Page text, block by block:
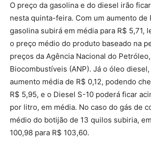
O preço da gasolina e do diesel irão
nesta quinta-feira. Com um aumento de
gasolina subirá em média para R$ 5,71,
o preço médio do produto baseado na
preços da Agência Nacional do Petróleo,
Biocombustíveis (ANP). Já o óleo
aumento média de R$ 0,12, podendo
R$ 5,95, e o Diesel S-10 poderá ficar
por litro, em média. No caso do gás de
médio do botijão de 13 quilos subiria,
100,98 para R$ 103,60.